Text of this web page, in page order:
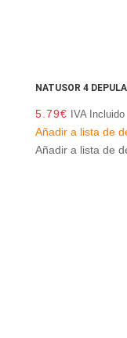
NATUSOR 4
5.79€ IVA Incluido
Añadir a lista de
Añadir a lista de